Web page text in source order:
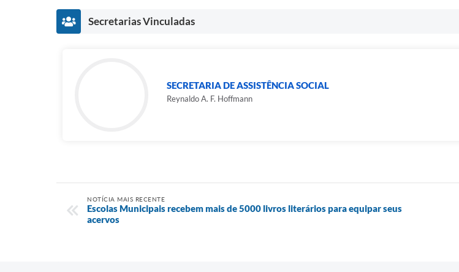
Secretarias Vinculadas
SECRETARIA DE ASSISTÊNCIA SOCIAL
Reynaldo A. F. Hoffmann
NOTÍCIA MAIS RECENTE
Escolas Municipais recebem mais de 5000 livros literários para equipar seus
acervos